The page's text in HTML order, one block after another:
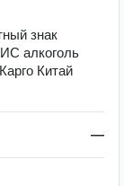
знак
алкоголь
Китай
—